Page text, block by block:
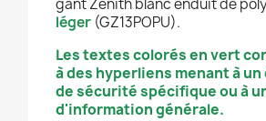
gant Zénith blanc enduit de
léger (GZ13POPU).
Les textes colorés en vert
à des hyperliens menant à
de sécurité spécifique ou à
d'information générale.